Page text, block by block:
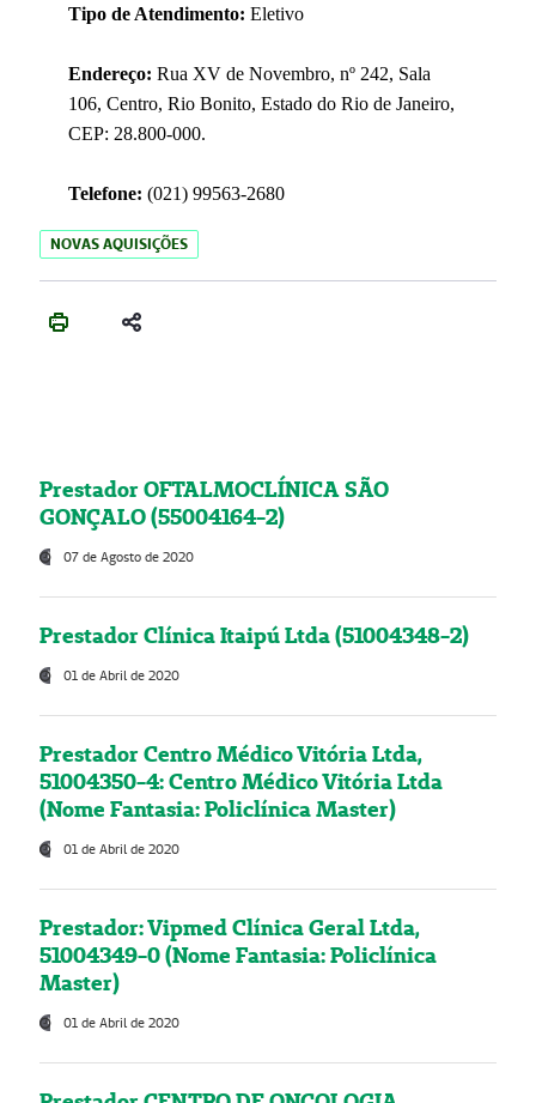
Tipo de Atendimento: Eletivo
Endereço: Rua XV de Novembro, nº 242, Sala
106, Centro, Rio Bonito, Estado do Rio de Janeiro,
CEP: 28.800-000.
Telefone: (021) 99563-2680
NOVAS AQUISIÇÕES
Prestador OFTALMOCLÍNICA SÃO
GONÇALO (55004164-2)
07 de Agosto de 2020
Prestador Clínica Itaipú Ltda (51004348-2)
01 de Abril de 2020
Prestador Centro Médico Vitória Ltda,
51004350-4: Centro Médico Vitória Ltda
(Nome Fantasia: Policlínica Master)
01 de Abril de 2020
Prestador: Vipmed Clínica Geral Ltda,
51004349-0 (Nome Fantasia: Policlínica
Master)
01 de Abril de 2020